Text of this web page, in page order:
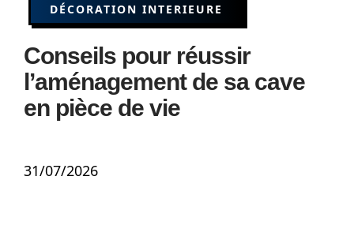
DÉCORATION INTERIEURE
Conseils pour réussir
l’aménagement de sa cave
en pièce de vie
31/07/2026